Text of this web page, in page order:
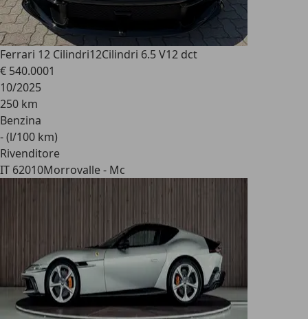
Ferrari 12 Cilindri12Cilindri 6.5 V12 dct
€ 540.0001
10/2025
250 km
Benzina
- (l/100 km)
Rivenditore
IT 62010Morrovalle - Mc